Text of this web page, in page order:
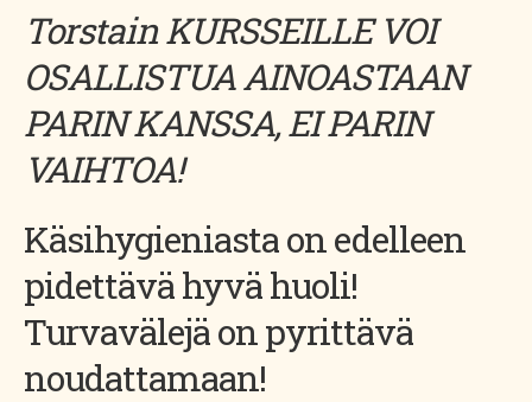
Torstain KURSSEILLE VOI
OSALLISTUA AINOASTAAN
PARIN KANSSA, EI PARIN
VAIHTOA!
Käsihygieniasta on edelleen
pidettävä hyvä huoli!
Turvavälejä on pyrittävä
noudattamaan!